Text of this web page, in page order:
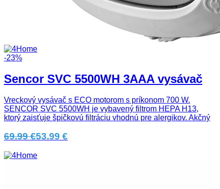
-23%
Sencor SVC 5500WH 3AAA vysávač
Vreckový vysávač s ECO motorom s príkonom 700 W.
SENCOR SVC 5500WH je vybavený filtrom HEPA H13,
ktorý zaisťuje špičkovú filtráciu vhodnú pre alergikov. Akčný
69.99 €53.99 €